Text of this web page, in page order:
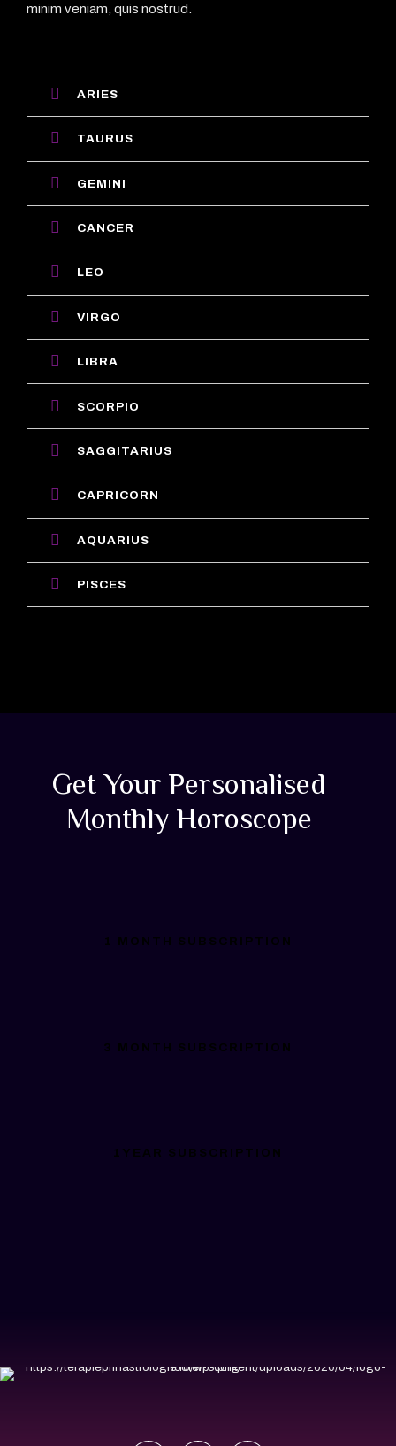
minim veniam, quis nostrud.
ARIES
TAURUS
GEMINI
CANCER
LEO
VIRGO
LIBRA
SCORPIO
SAGGITARIUS
CAPRICORN
AQUARIUS
PISCES
Get Your Personalised
Monthly Horoscope
1 MONTH SUBSCRIPTION
3 MONTH SUBSCRIPTION
1YEAR SUBSCRIPTION